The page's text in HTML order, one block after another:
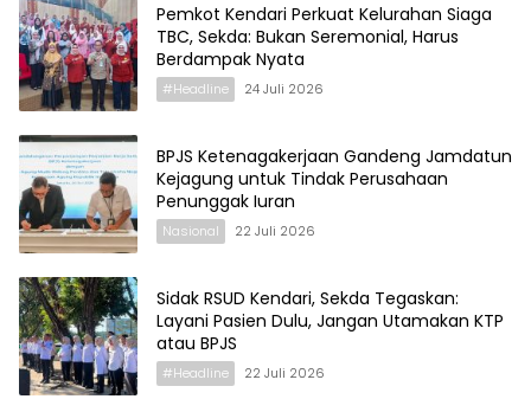
Pemkot Kendari Perkuat Kelurahan Siaga
TBC, Sekda: Bukan Seremonial, Harus
Berdampak Nyata
#Headline 24 Juli 2026
BPJS Ketenagakerjaan Gandeng Jamdatun
Kejagung untuk Tindak Perusahaan
Penunggak Iuran
Nasional 22 Juli 2026
Sidak RSUD Kendari, Sekda Tegaskan:
Layani Pasien Dulu, Jangan Utamakan KTP
atau BPJS
#Headline 22 Juli 2026